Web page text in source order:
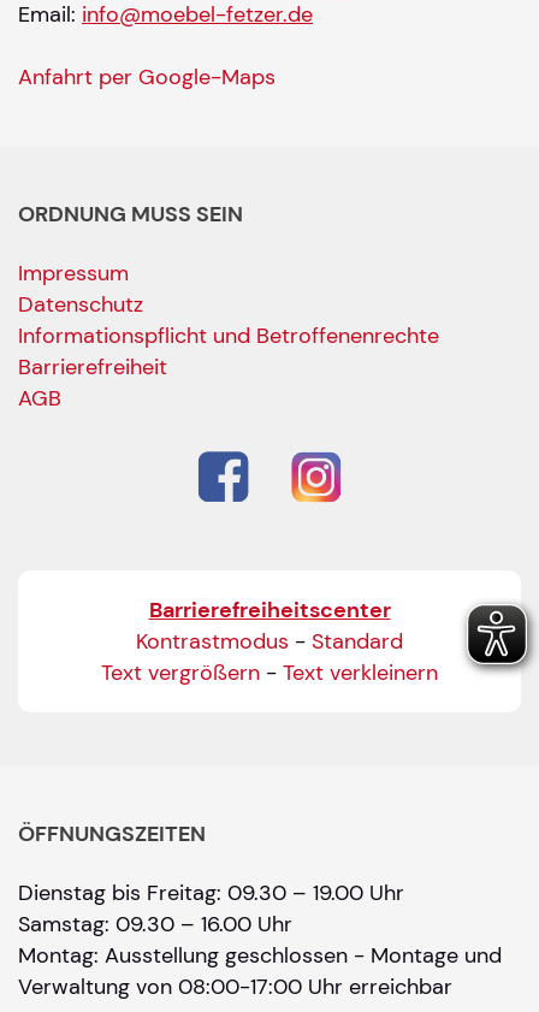
Email: info@moebel-fetzer.de
Anfahrt per Google-Maps
ORDNUNG MUSS SEIN
Impressum
Datenschutz
Informationspflicht und Betroffenenrechte
Barrierefreiheit
AGB
Barrierefreiheitscenter
Kontrastmodus - Standard
Text vergrößern - Text verkleinern
ÖFFNUNGSZEITEN
Dienstag bis Freitag: 09.30 – 19.00 Uhr
Samstag: 09.30 – 16.00 Uhr
Montag: Ausstellung geschlossen - Montage und
Verwaltung von 08:00-17:00 Uhr erreichbar